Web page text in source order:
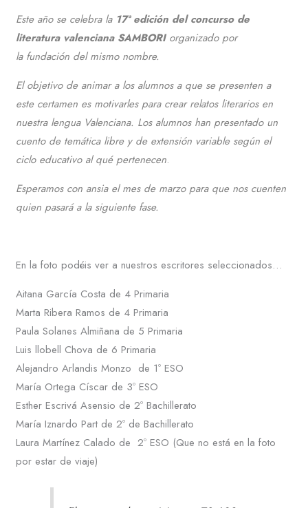
Este año se celebra la17ª edición del concurso de
literatura valenciana SAMBORIorganizado por
la fundación del mismo nombre.
El objetivo de animar a los alumnos a que se presenten a
este certamen es motivarles para crear relatos literarios en
nuestra lengua Valenciana. Los alumnos han presentado un
cuento de temática libre y de extensión variable según el
ciclo educativo al qué pertenecen.
Esperamos con ansia el mes de marzo para que nos cuenten
quien pasará a la siguiente fase.
En la foto podéis ver a nuestros escritores seleccionados…
Aitana García Costa de 4 Primaria
Marta Ribera Ramos de 4 Primaria
Paula Solanes Almiñana de 5 Primaria
Luis llobell Chova de 6 Primaria
Alejandro Arlandis Monzo de 1º ESO
María Ortega Císcar de 3º ESO
Esther Escrivá Asensio de 2º Bachillerato
María Iznardo Part de 2º de Bachillerato
Laura Martínez Calado de 2º ESO (Que no está en la foto
por estar de viaje)